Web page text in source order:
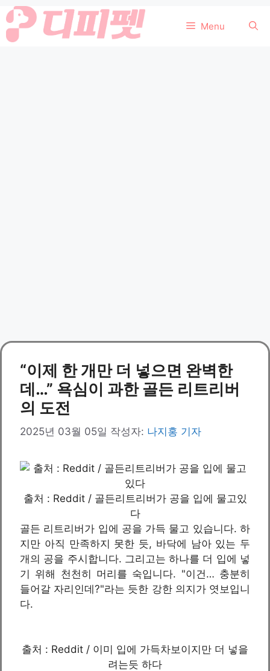
컨
텐
츠
Menu
“이제 한 개만 더 넣으면 완벽한
데…” 욕심이 과한 골든 리트리버
의 도전
2025년 03월 05일 작성자: 나지홍 기자
출처 : Reddit / 골든리트리버가 공을 입에 물고있
다
골든 리트리버가 입에 공을 가득 물고 있습니다. 하
지만 아직 만족하지 못한 듯, 바닥에 남아 있는 두
개의 공을 주시합니다. 그리고는 하나를 더 입에 넣
기 위해 천천히 머리를 숙입니다. "이건… 충분히
들어갈 자리인데?"라는 듯한 강한 의지가 엿보입니
다.
출처 : Reddit / 이미 입에 가득차보이지만 더 넣을
려는듯 하다